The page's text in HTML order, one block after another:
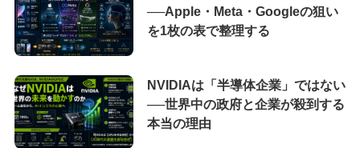
──Apple・Meta・Googleの狙い
を1枚の表で整理する
NVIDIAは「半導体企業」ではない
──世界中の政府と企業が殺到する
本当の理由